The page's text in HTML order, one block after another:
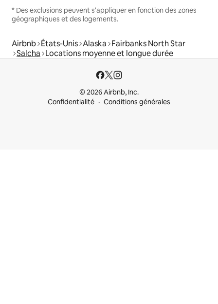
* Des exclusions peuvent s'appliquer en fonction des zones
géographiques et des logements.
Airbnb États-Unis Alaska Fairbanks North Star
Salcha Locations moyenne et longue durée
© 2026 Airbnb, Inc.
Confidentialité
Conditions générales